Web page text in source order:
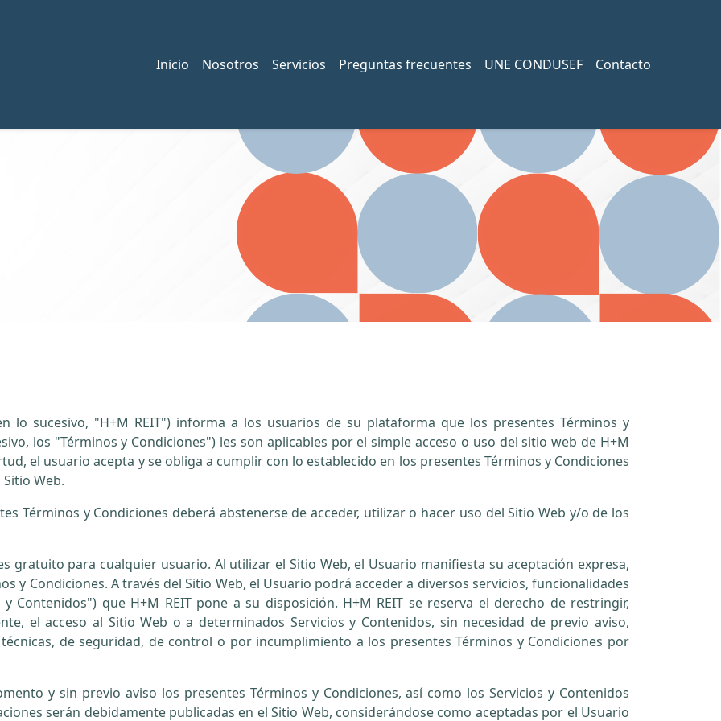
Inicio Nosotros Servicios Preguntas frecuentes UNE CONDUSEF Contacto
(en lo sucesivo, "H+M REIT") informa a los usuarios de su plataforma que los presentes Términos y
los "Términos y Condiciones") les son aplicables por el simple acceso o uso del sitio web de H+M
el usuario acepta y se obliga a cumplir con lo establecido en los presentes Términos y Condiciones
Web.
Términos y Condiciones deberá abstenerse de acceder, utilizar o hacer uso del Sitio Web y/o de los
es gratuito para cualquier usuario. Al utilizar el Sitio Web, el Usuario manifiesta su aceptación expresa,
y Condiciones. A través del Sitio Web, el Usuario podrá acceder a diversos servicios, funcionalidades
Contenidos") que H+M REIT pone a su disposición. H+M REIT se reserva el derecho de restringir,
el acceso al Sitio Web o a determinados Servicios y Contenidos, sin necesidad de previo aviso,
de seguridad, de control o por incumplimiento a los presentes Términos y Condiciones por
y sin previo aviso los presentes Términos y Condiciones, así como los Servicios y Contenidos
serán debidamente publicadas en el Sitio Web, considerándose como aceptadas por el Usuario